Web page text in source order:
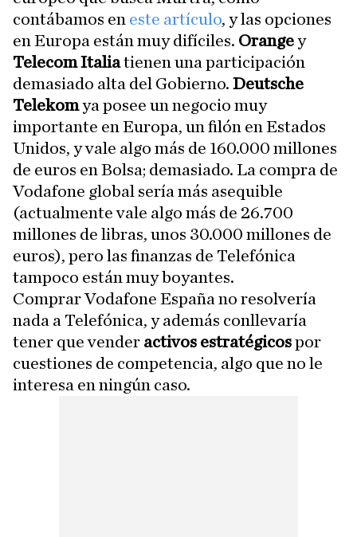
contábamos en este artículo, y las opciones
en Europa están muy difíciles. Orangey
Telecom Italiatienen una participación
demasiado alta del Gobierno. Deutsche
Telekomya posee un negocio muy
importante en Europa, un filón en Estados
Unidos, y vale algo más de 160.000 millones
de euros en Bolsa; demasiado. La compra de
Vodafone global sería más asequible
(actualmente vale algo más de 26.700
millones de libras, unos 30.000 millones de
euros), pero las finanzas de Telefónica
tampoco están muy boyantes.
Comprar Vodafone España no resolvería
nada a Telefónica, y además conllevaría
tener que vender activos estratégicospor
cuestiones de competencia, algo que no le
interesa en ningún caso.